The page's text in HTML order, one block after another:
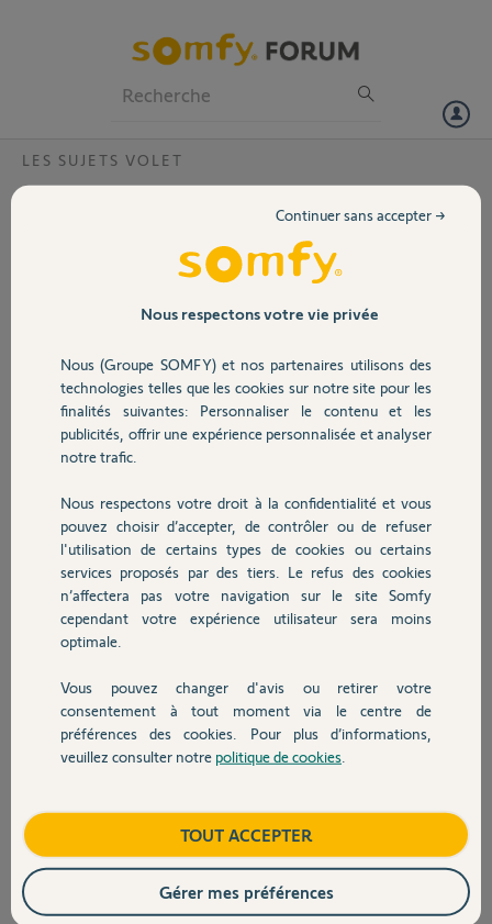
Volet
Sécurité
Domotique
Chauffage
Autres produits
Devis avec un pro
Contact
LES SUJETS VOLET
telecommade ne répond plus
La société Champion Vigeant, qui m'a posé le volet roulant en 2019
n'assure pas le SAV et ne peut que me conseiller de contacter un
électricien. Est-ce normal ?
J'ai changé la pile de la télécommande mais cela ne fonctionne
Merci,
Anonyme
il y a presque 2 ans
Participer au fil de discussion
Réponses
2019 vos système ne sont plus garanti.
Bonne journée
Charly il y a presque 2 ans
Bonjour
Est-ce que vous connaissez la référence de la motorisation ?
Si vous ne savez pas, postez une photo recto/verso de la télécommande.
Nous respectons votre vie privée
Nous (Groupe SOMFY) et nos partenaires utilisons des
technologies telles que les cookies sur notre site pour les
finalités suivantes: Personnaliser le contenu et les
publicités, offrir une expérience personnalisée et analyser
notre trafic.
Nous respectons votre droit à la confidentialité et vous
pouvez choisir d’accepter, de contrôler ou de refuser
l'utilisation de certains types de cookies ou certains
services proposés par des tiers. Le refus des cookies
n’affectera pas votre navigation sur le site Somfy
cependant votre expérience utilisateur sera moins
optimale.
Vous pouvez changer d'avis ou retirer votre
consentement à tout moment via le centre de
préférences des cookies. Pour plus d’informations,
veuillez consulter notre politique de cookies
Continuer sans accepter →
TOUT ACCEPTER
Gérer mes préférences